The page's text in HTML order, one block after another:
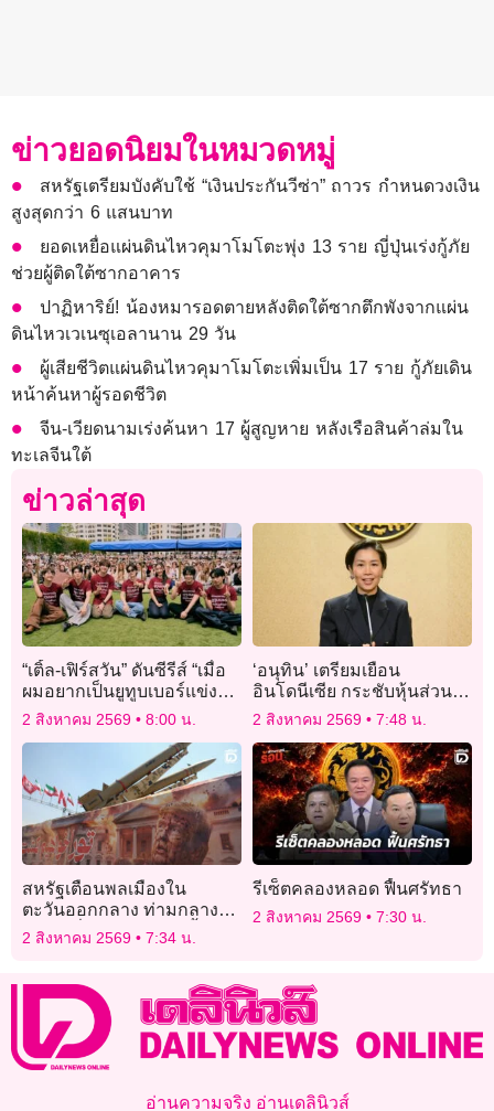
ข่าวยอดนิยมในหมวดหมู่
สหรัฐเตรียมบังคับใช้ “เงินประกันวีซ่า” ถาวร กำหนดวงเงิน
สูงสุดกว่า 6 แสนบาท
ยอดเหยื่อแผ่นดินไหวคุมาโมโตะพุ่ง 13 ราย ญี่ปุ่นเร่งกู้ภัย
ช่วยผู้ติดใต้ซากอาคาร
ปาฏิหาริย์! น้องหมารอดตายหลังติดใต้ซากตึกพังจากแผ่น
ดินไหวเวเนซุเอลานาน 29 วัน
ผู้เสียชีวิตแผ่นดินไหวคุมาโมโตะเพิ่มเป็น 17 ราย กู้ภัยเดิน
หน้าค้นหาผู้รอดชีวิต
จีน-เวียดนามเร่งค้นหา 17 ผู้สูญหาย หลังเรือสินค้าล่มใน
ทะเลจีนใต้
ข่าวล่าสุด
“เติ้ล-เฟิร์สวัน” ดันซีรีส์ “เมื่อ
ผมอยากเป็นยูทูบเบอร์แข่งกับ
แฟนเก่า You(r)tuber Series”
2 สิงหาคม 2569 8:00 น.
‘อนุทิน’ เตรียมเยือน
อินโดนีเซีย กระชับหุ้นส่วน
ยุทธศาสตร์ไทย-อินโดฯ มุ่ง
2 สิงหาคม 2569 7:48 น.
สหรัฐเตือนพลเมืองใน
ตะวันออกกลาง ท่ามกลาง
ความเสี่ยงการโจมตีครั้งใหม่
2 สิงหาคม 2569 7:34 น.
รีเซ็ตคลองหลอด ฟื้นศรัทธา
2 สิงหาคม 2569 7:30 น.
อ่านความจริง อ่านเดลินิวส์